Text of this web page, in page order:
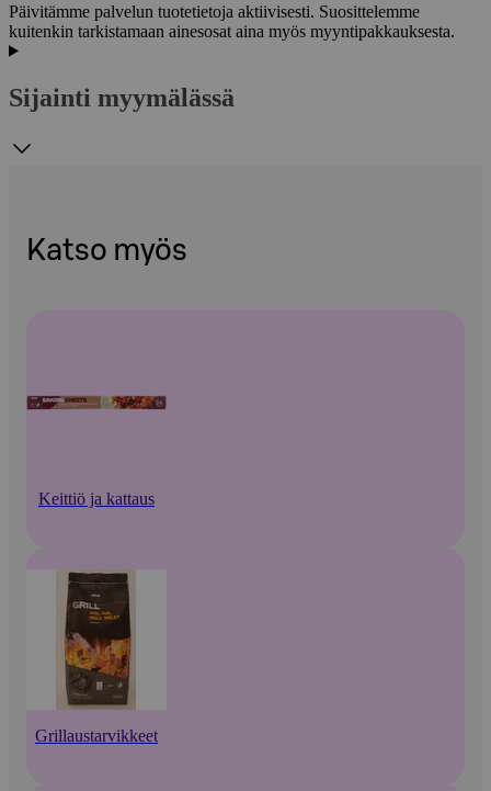
Päivitämme palvelun tuotetietoja aktiivisesti. Suosittelemme
kuitenkin tarkistamaan ainesosat aina myös myyntipakkauksesta.
Sijainti myymälässä
Katso myös
Keittiö ja kattaus
Grillaustarvikkeet